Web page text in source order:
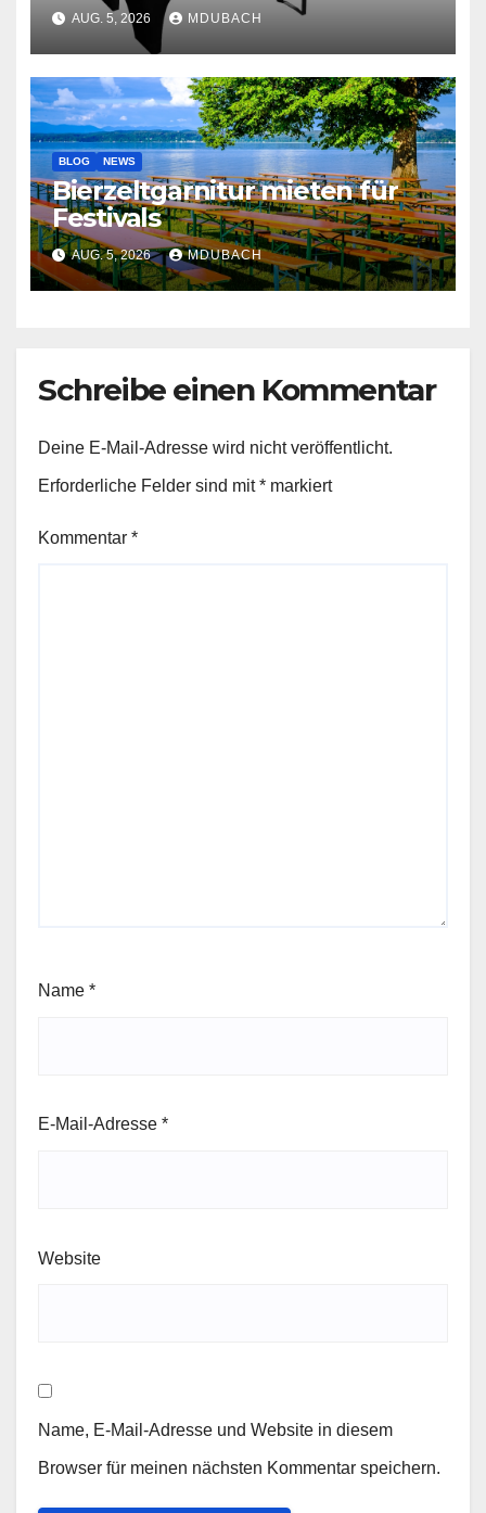
AUG. 5, 2026 MDUBACH
BLOG NEWS
Bierzeltgarnitur mieten für
Festivals
AUG. 5, 2026 MDUBACH
Schreibe einen Kommentar
Deine E-Mail-Adresse wird nicht veröffentlicht.
Erforderliche Felder sind mit* markiert
Kommentar *
Name *
E-Mail-Adresse *
Website
Name, E-Mail-Adresse und Website in diesem
Browser für meinen nächsten Kommentar speichern.